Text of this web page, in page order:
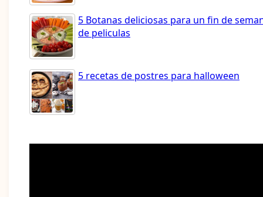
5 Botanas deliciosas para un fin de
de peliculas
5 recetas de postres para halloween